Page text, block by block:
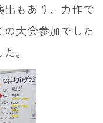
出もあり、力作で
大会参加でした
。